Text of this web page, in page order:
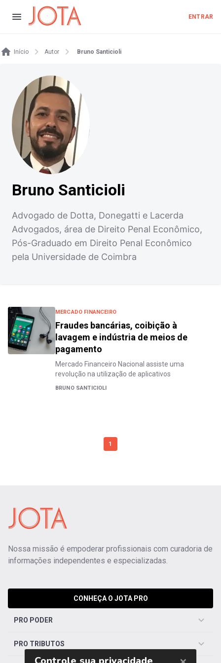
ENTRAR
Início Autor Bruno Santicioli
Bruno Santicioli
Advogado de Dotta, Donegatti e Lacerda
Advogados, área de Direito Penal Econômico,
Pós-Graduado em Direito Penal Econômico
pela Universidade de Coimbra
MERCADO FINANCEIRO
Fraudes bancárias, coibição à
lavagem e indústria de meios de
pagamento
Mercado Financeiro Nacional assiste uma
revolução na utilização de aplicativos
BRUNO SANTICIOLI
1
Nossa missão é empoderar profissionais com curadoria de
informações independentes e especializadas.
CONHEÇA O JOTA PRO
PRO PODER
PRO TRIBUTOS